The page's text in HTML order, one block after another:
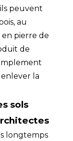
peuvent
au
en pierre de
de
la
sols
longtemps